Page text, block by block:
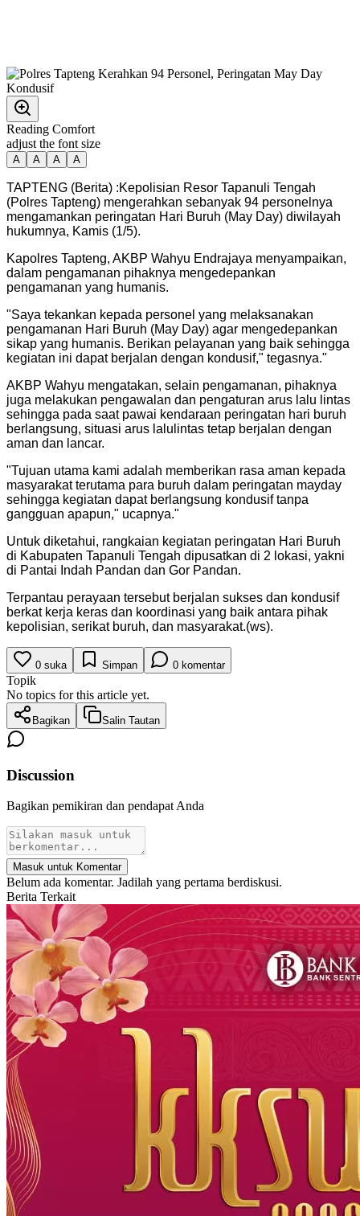
Reading Comfort
adjust the font size
A A A A
TAPTENG (Berita) :Kepolisian Resor Tapanuli Tengah
(Polres Tapteng) mengerahkan sebanyak 94 personelnya
mengamankan peringatan Hari Buruh (May Day) diwilayah
hukumnya, Kamis (1/5).
Kapolres Tapteng, AKBP Wahyu Endrajaya menyampaikan,
dalam pengamanan pihaknya mengedepankan
pengamanan yang humanis.
"Saya tekankan kepada personel yang melaksanakan
pengamanan Hari Buruh (May Day) agar mengedepankan
sikap yang humanis. Berikan pelayanan yang baik sehingga
kegiatan ini dapat berjalan dengan kondusif," tegasnya."
AKBP Wahyu mengatakan, selain pengamanan, pihaknya
juga melakukan pengawalan dan pengaturan arus lalu lintas
sehingga pada saat pawai kendaraan peringatan hari buruh
berlangsung, situasi arus lalulintas tetap berjalan dengan
aman dan lancar.
"Tujuan utama kami adalah memberikan rasa aman kepada
masyarakat terutama para buruh dalam peringatan mayday
sehingga kegiatan dapat berlangsung kondusif tanpa
gangguan apapun," ucapnya."
Untuk diketahui, rangkaian kegiatan peringatan Hari Buruh
di Kabupaten Tapanuli Tengah dipusatkan di 2 lokasi, yakni
di Pantai Indah Pandan dan Gor Pandan.
Terpantau perayaan tersebut berjalan sukses dan kondusif
berkat kerja keras dan koordinasi yang baik antara pihak
kepolisian, serikat buruh, dan masyarakat.(ws).
0 suka Simpan 0 komentar
Topik
No topics for this article yet.
Bagikan Salin Tautan
Discussion
Bagikan pemikiran dan pendapat Anda
Masuk untuk Komentar
Belum ada komentar. Jadilah yang pertama berdiskusi.
Berita Terkait